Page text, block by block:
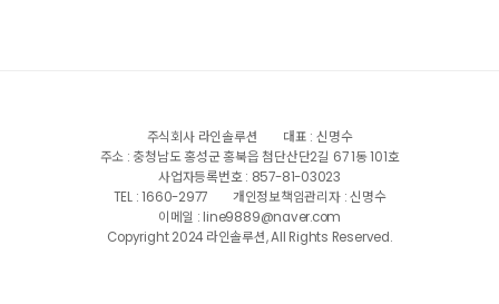
주식회사 라인솔루션
대표 : 신명수
주소 : 충청남도 홍성군 홍북읍 첨단산단2길 67 1동 101호
사업자등록번호 : 857-81-03023
TEL : 1660-2977
개인정보책임관리자 : 신명수
이메일 : line9889@naver.com
Copyright 2024 라인솔루션, All Rights Reserved.